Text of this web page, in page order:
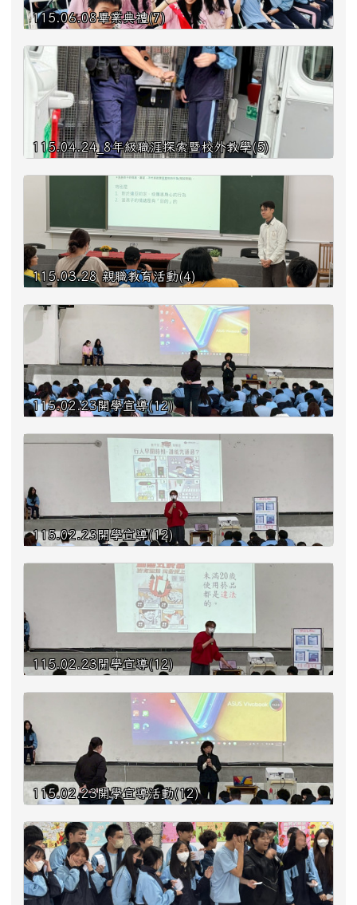
115.06.08畢業典禮(7)
115.04.24_8年級職涯探索暨校外教學(5)
115.03.28 親職教育活動(4)
115.02.23開學宣導(12)
115.02.23開學宣導(12)
115.02.23開學宣導(12)
115.02.23開學宣導活動(12)